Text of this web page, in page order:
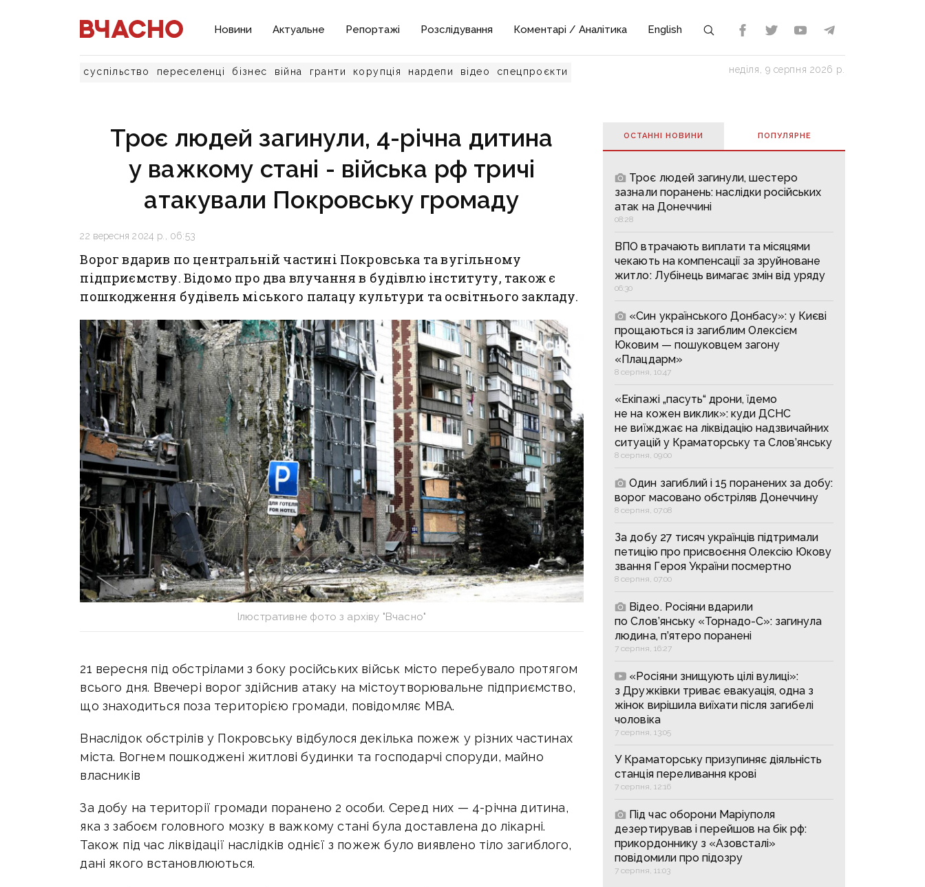
Новини Актуальне Репортажі Розслідування Коментарі / Аналітика English
суспільство переселенці бізнес війна гранти корупція нардепи відео спецпроєкти неділя, 9 серпня 2026 р.
Троє людей загинули, 4-річна дитина
у важкому стані - війська рф тричі
атакували Покровську громаду
22 вересня 2024 р., 06:53
Ворог вдарив по центральній частині Покровська та вугільному
підприємству. Відомо про два влучання в будівлю інституту, також є
пошкодження будівель міського палацу культури та освітнього закладу.
Ілюстративне фото з архіву "Вчасно"
21 вересня під обстрілами з боку російських військ місто перебувало протягом
всього дня. Ввечері ворог здійснив атаку на містоутворювальне підприємство,
що знаходиться поза територією громади, повідомляє МВА.
Внаслідок обстрілів у Покровську відбулося декілька пожеж у різних частинах
міста. Вогнем пошкоджені житлові будинки та господарчі споруди, майно
власників
За добу на території громади поранено 2 особи. Серед них — 4-річна дитина,
яка з забоєм головного мозку в важкому стані була доставлена до лікарні.
Також під час ліквідації наслідків однієї з пожеж було виявлено тіло загиблого,
дані якого встановлюються.
ОСТАННІ НОВИНИ ПОПУЛЯРНE
Троє людей загинули, шестеро
зазнали поранень: наслідки російських
атак на Донеччині
08:28
ВПО втрачають виплати та місяцями
чекають на компенсації за зруйноване
житло: Лубінець вимагає змін від уряду
06:30
«Син українського Донбасу»: у Києві
прощаються із загиблим Олексієм
Юковим — пошуковцем загону
«Плацдарм»
8 серпня, 10:47
«Екіпажі „пасуть“ дрони, їдемо
не на кожен виклик»: куди ДСНС
не виїжджає на ліквідацію надзвичайних
ситуацій у Краматорську та Слов’янську
8 серпня, 09:00
Один загиблий і 15 поранених за добу:
ворог масовано обстріляв Донеччину
8 серпня, 07:08
За добу 27 тисяч українців підтримали
петицію про присвоєння Олексію Юкову
звання Героя України посмертно
8 серпня, 07:00
Відео. Росіяни вдарили
по Слов’янську «Торнадо-С»: загинула
людина, п’ятеро поранені
7 серпня, 16:27
«Росіяни знищують цілі вулиці»:
з Дружківки триває евакуація, одна з
жінок вирішила виїхати після загибелі
чоловіка
7 серпня, 13:05
У Краматорську призупиняє діяльність
станція переливання крові
7 серпня, 12:16
Під час оборони Маріуполя
дезертирував і перейшов на бік рф:
прикордоннику з «Азовсталі»
повідомили про підозру
7 серпня, 11:03